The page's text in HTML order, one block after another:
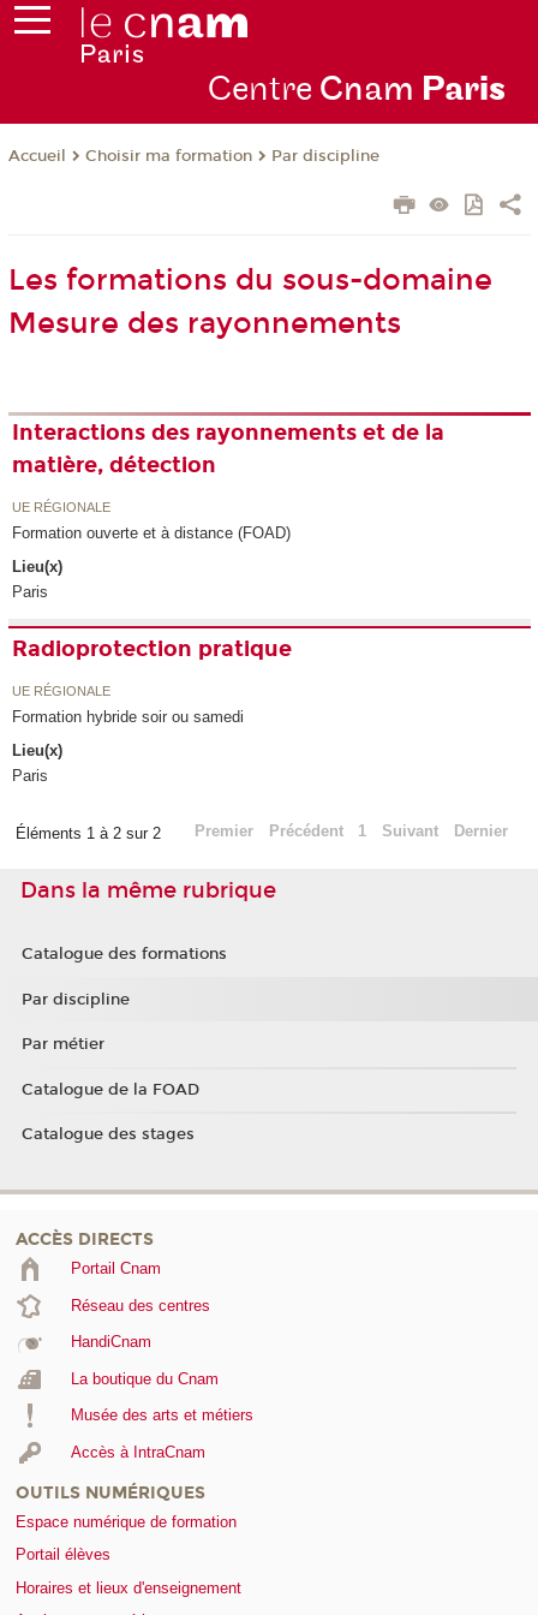
Centre Cnam Paris
Accueil Choisir ma formation Par discipline
Les formations du sous-domaine
Mesure des rayonnements
Interactions des rayonnements et de la
matière, détection
UE RÉGIONALE
Formation ouverte et à distance (FOAD)
Lieu(x)
Paris
Radioprotection pratique
UE RÉGIONALE
Formation hybride soir ou samedi
Lieu(x)
Paris
Éléments 1 à 2 sur 2 Premier Précédent 1 Suivant Dernier
Dans la même rubrique
Catalogue des formations
Par discipline
Par métier
Catalogue de la FOAD
Catalogue des stages
ACCÈS DIRECTS
Portail Cnam
Réseau des centres
HandiCnam
La boutique du Cnam
Musée des arts et métiers
Accès à IntraCnam
OUTILS NUMÉRIQUES
Espace numérique de formation
Portail élèves
Horaires et lieux d'enseignement